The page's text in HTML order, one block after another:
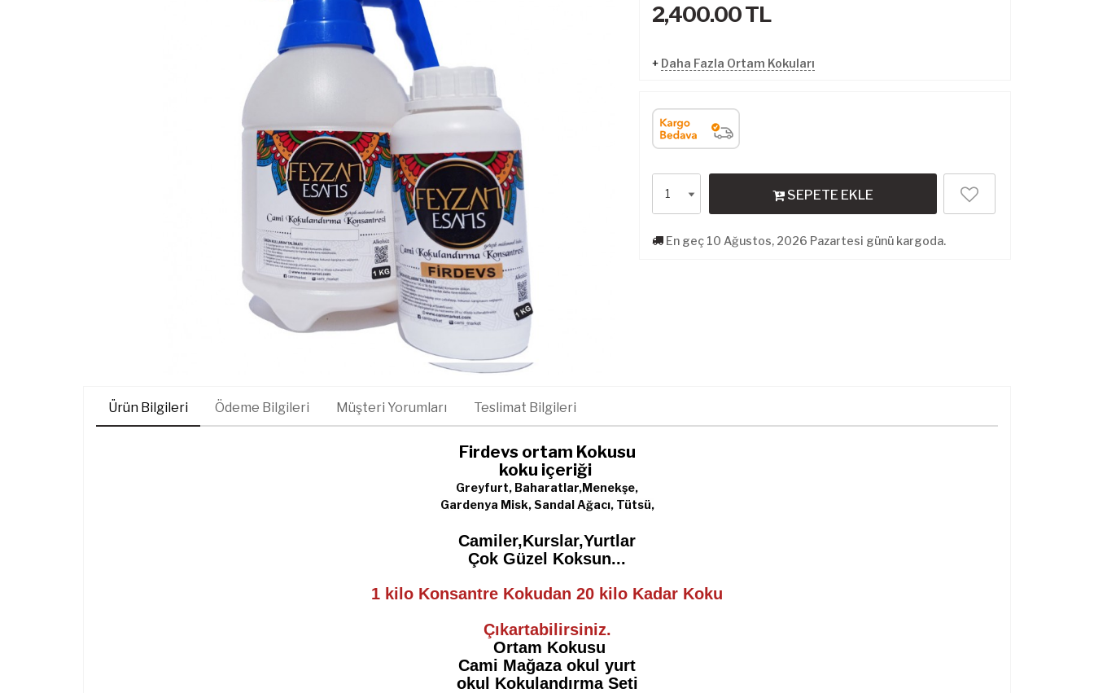
2,400.00TL
+ Daha Fazla Ortam Kokuları
SEPETE EKLE
En geç 10 Ağustos, 2026 Pazartesi günü kargoda.
Ürün Bilgileri Ödeme Bilgileri Müşteri Yorumları Teslimat Bilgileri
Firdevs ortam Kokusu
koku içeriği
Greyfurt, Baharatlar,Menekşe,
Gardenya Misk, Sandal Ağacı, Tütsü,
Camiler,Kurslar,Yurtlar
Çok Güzel Koksun...
1 kilo Konsantre Kokudan 20 kilo Kadar Koku
Çıkartabilirsiniz.
Ortam Kokusu
Cami Mağaza okul yurt
okul Kokulandırma Seti